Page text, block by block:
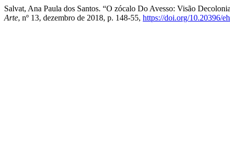
Salvat, Ana Paula dos Santos. “O zócalo Do Avesso: Visão
Arte, nº 13, dezembro de 2018, p. 148-55, https://doi.org/10.20396/